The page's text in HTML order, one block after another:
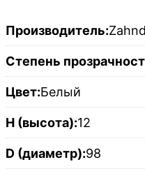
Производитель:
Степень
Цвет:Белый
H (высота):12
D (диаметр):98